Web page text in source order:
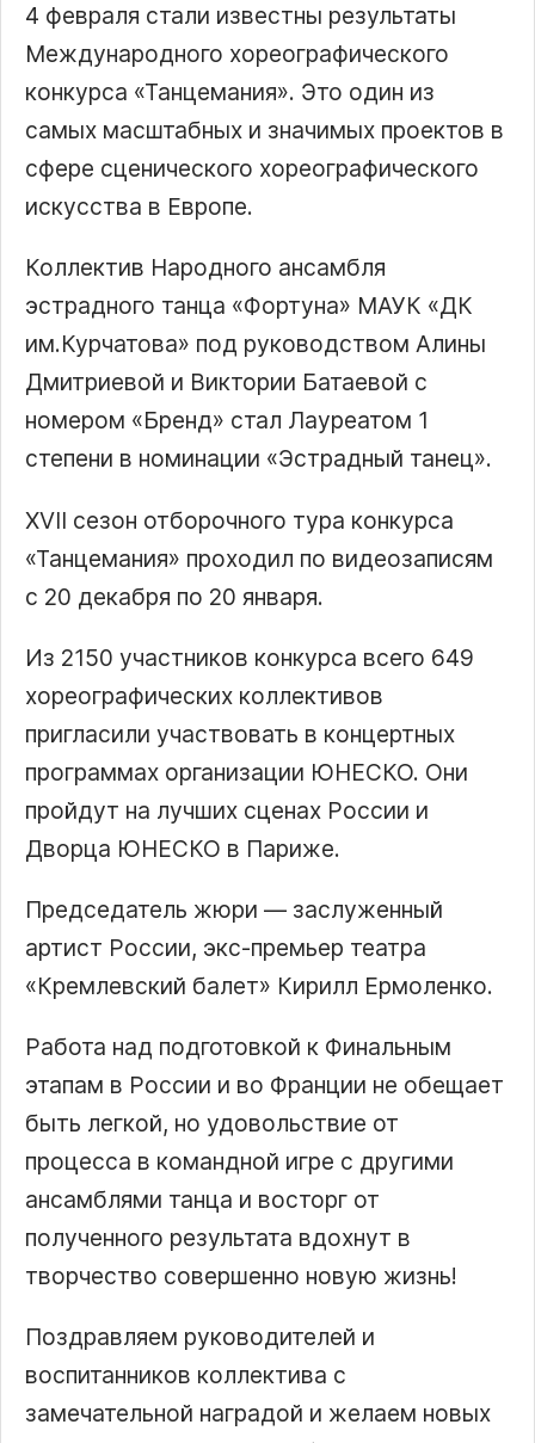
4 февраля стали известны результаты
Международного хореографического
конкурса «Танцемания». Это один из
самых масштабных и значимых проектов в
сфере сценического хореографического
искусства в Европе.
Коллектив Народного ансамбля
эстрадного танца «Фортуна» МАУК «ДК
им.Курчатова» под руководством Алины
Дмитриевой и Виктории Батаевой с
номером «Бренд» стал Лауреатом 1
степени в номинации «Эстрадный танец».
XVII сезон отборочного тура конкурса
«Танцемания» проходил по видеозаписям
с 20 декабря по 20 января.
Из 2150 участников конкурса всего 649
хореографических коллективов
пригласили участвовать в концертных
программах организации ЮНЕСКО. Они
пройдут на лучших сценах России и
Дворца ЮНЕСКО в Париже.
Председатель жюри — заслуженный
артист России, экс-премьер театра
«Кремлевский балет» Кирилл Ермоленко.
Работа над подготовкой к Финальным
этапам в России и во Франции не обещает
быть легкой, но удовольствие от
процесса в командной игре с другими
ансамблями танца и восторг от
полученного результата вдохнут в
творчество совершенно новую жизнь!
Поздравляем руководителей и
воспитанников коллектива с
замечательной наградой и желаем новых